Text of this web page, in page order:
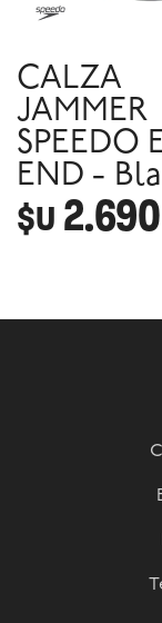
CALZA
JAMMER
SPEEDO
END -
$U 2.690